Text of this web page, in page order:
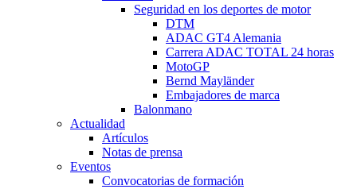
Seguridad en los deportes de motor
DTM
ADAC GT4 Alemania
Carrera ADAC TOTAL 24 horas
MotoGP
Bernd Mayländer
Embajadores de marca
Balonmano
Actualidad
Artículos
Notas de prensa
Eventos
Convocatorias de formación